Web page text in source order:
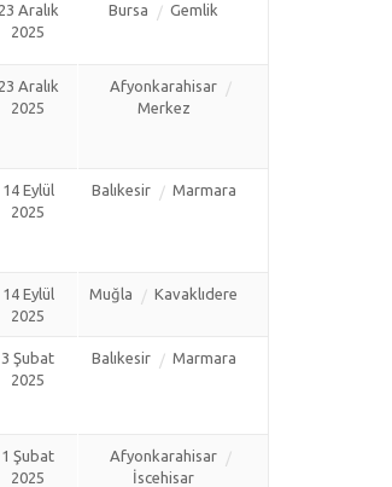
23 Aralık
2025
Bursa Gemlik
23 Aralık
2025
Afyonkarahisar
Merkez
14 Eylül
2025
Balıkesir Marmara
14 Eylül
2025
Muğla Kavaklıdere
3 Şubat
2025
Balıkesir Marmara
1 Şubat
2025
Afyonkarahisar
İscehisar